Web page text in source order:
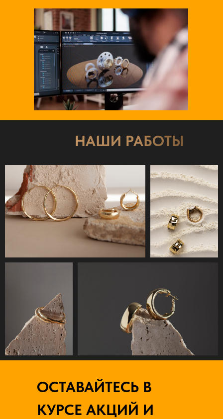
НАШИ РАБОТЫ
ОСТАВАЙТЕСЬ В
КУРСЕ АКЦИЙ И